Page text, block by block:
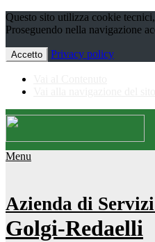
Questo sito utilizza cookie
Proseguendo nella navigazione
Accetto Privacy policy
Menu
Azienda di
Golgi-Redaelli